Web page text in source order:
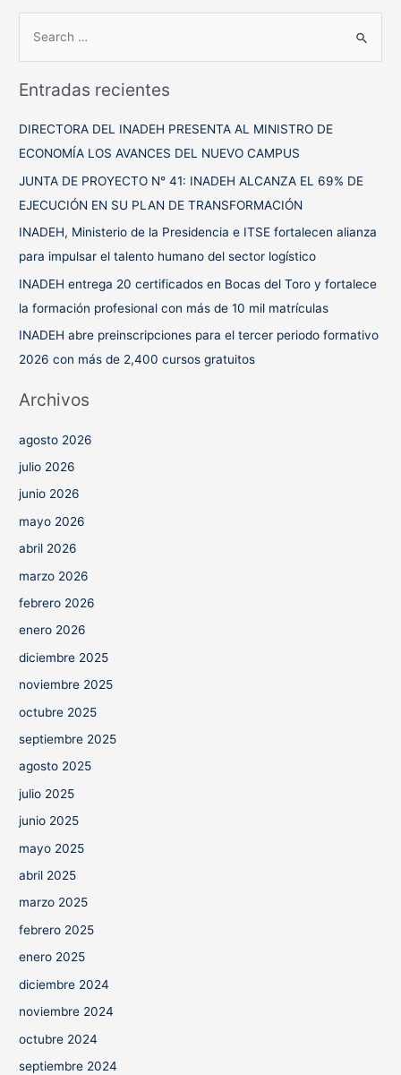
c
:
Entradas recientes
DIRECTORA DEL INADEH PRESENTA AL MINISTRO DE
ECONOMÍA LOS AVANCES DEL NUEVO CAMPUS
JUNTA DE PROYECTO N° 41: INADEH ALCANZA EL 69% DE
EJECUCIÓN EN SU PLAN DE TRANSFORMACIÓN
INADEH, Ministerio de la Presidencia e ITSE fortalecen alianza
para impulsar el talento humano del sector logístico
INADEH entrega 20 certificados en Bocas del Toro y fortalece
la formación profesional con más de 10 mil matrículas
INADEH abre preinscripciones para el tercer periodo formativo
2026 con más de 2,400 cursos gratuitos
Archivos
agosto 2026
julio 2026
junio 2026
mayo 2026
abril 2026
marzo 2026
febrero 2026
enero 2026
diciembre 2025
noviembre 2025
octubre 2025
septiembre 2025
agosto 2025
julio 2025
junio 2025
mayo 2025
abril 2025
marzo 2025
febrero 2025
enero 2025
diciembre 2024
noviembre 2024
octubre 2024
septiembre 2024